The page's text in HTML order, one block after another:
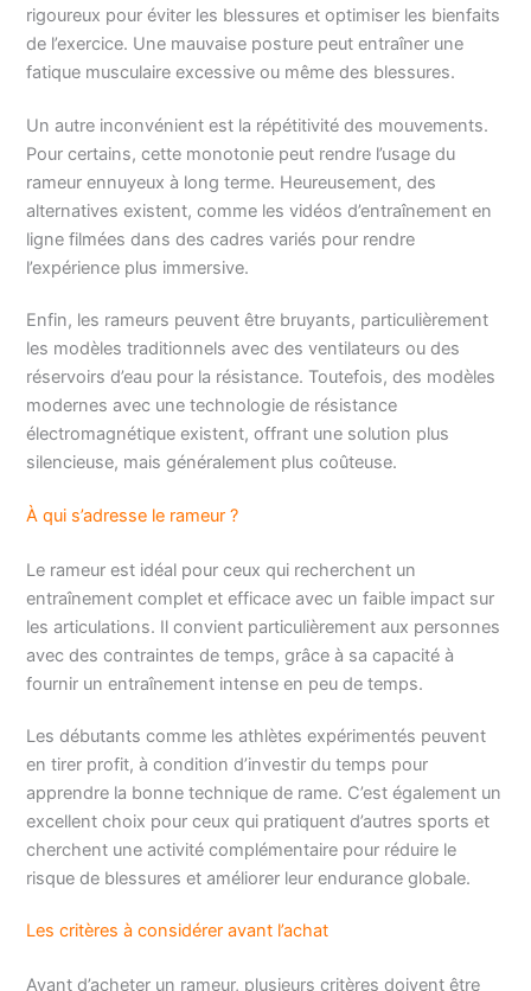
rigoureux pour éviter les blessures et optimiser les bienfaits
de l’exercice. Une mauvaise posture peut entraîner une
fatique musculaire excessive ou même des blessures.
Un autre inconvénient est la répétitivité des mouvements.
Pour certains, cette monotonie peut rendre l’usage du
rameur ennuyeux à long terme. Heureusement, des
alternatives existent, comme les vidéos d’entraînement en
ligne filmées dans des cadres variés pour rendre
l’expérience plus immersive.
Enfin, les rameurs peuvent être bruyants, particulièrement
les modèles traditionnels avec des ventilateurs ou des
réservoirs d’eau pour la résistance. Toutefois, des modèles
modernes avec une technologie de résistance
électromagnétique existent, offrant une solution plus
silencieuse, mais généralement plus coûteuse.
À qui s’adresse le rameur ?
Le rameur est idéal pour ceux qui recherchent un
entraînement complet et efficace avec un faible impact sur
les articulations. Il convient particulièrement aux personnes
avec des contraintes de temps, grâce à sa capacité à
fournir un entraînement intense en peu de temps.
Les débutants comme les athlètes expérimentés peuvent
en tirer profit, à condition d’investir du temps pour
apprendre la bonne technique de rame. C’est également un
excellent choix pour ceux qui pratiquent d’autres sports et
cherchent une activité complémentaire pour réduire le
risque de blessures et améliorer leur endurance globale.
Les critères à considérer avant l’achat
Avant d’acheter un rameur, plusieurs critères doivent être